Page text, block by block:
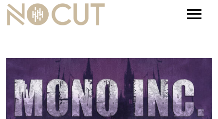
Artists – Filters
Releases
Events
News